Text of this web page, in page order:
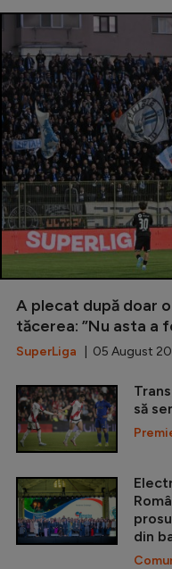
A plecat după doar
tăcerea: ”Nu asta a
SuperLiga | 05 August
să
din